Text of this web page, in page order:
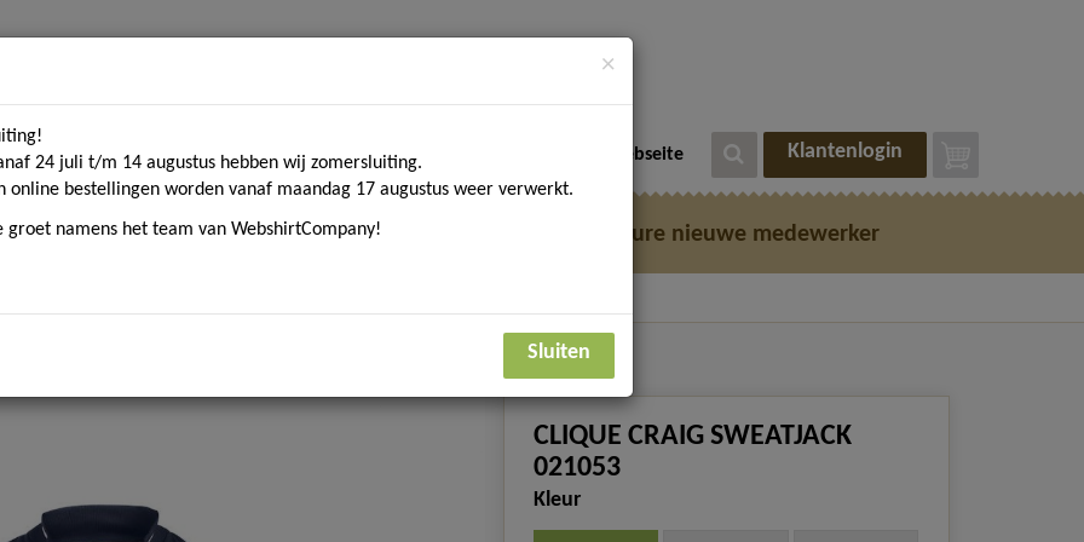
Home Contact Over ons Merken Deutsche Webseite Klantenlogin
textiel Sport gerelateerde textiel Vacature nieuwe medewerker
CLIQUE CRAIG SWEATJACK
021053
Kleur
×
24 juli t/m 14 augustus hebben wij zomersluiting.
online bestellingen worden vanaf maandag 17 augustus weer verwerkt.
groet namens het team van WebshirtCompany!
Sluiten